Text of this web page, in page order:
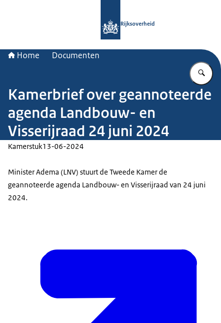
Rijksoverheid
Home Documenten
Kamerbrief over geannoteerde
agenda Landbouw- en
Visserijraad 24 juni 2024
Kamerstuk13-06-2024
Minister Adema (LNV) stuurt de Tweede Kamer de
geannoteerde agenda Landbouw- en Visserijraad van 24 juni
2024.